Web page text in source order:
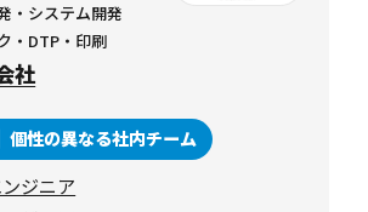
・システム開発
・DTP・印刷
社
個性の異なる社内チーム
ジニア